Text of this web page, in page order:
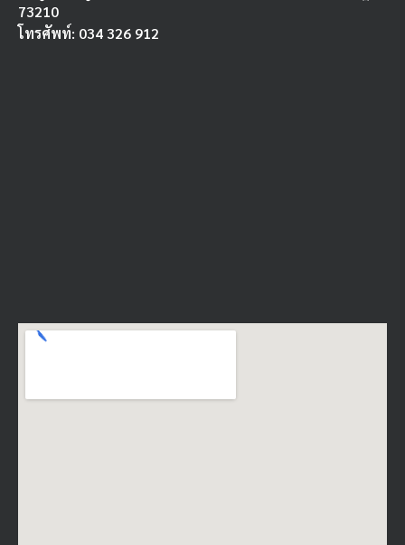
73210
โทรศัพท์: 034 326 912